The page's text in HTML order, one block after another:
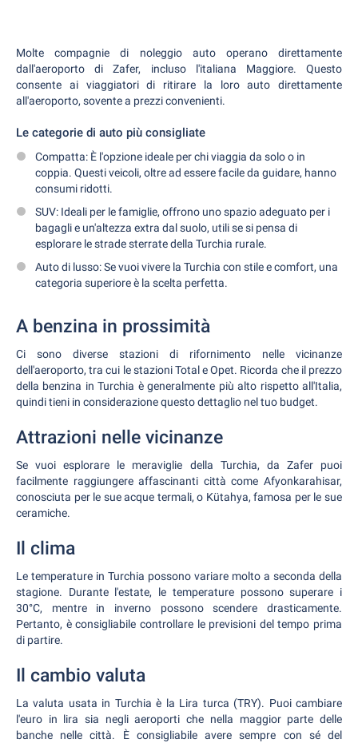
Molte compagnie di noleggio auto operano direttamente
dall'aeroporto di Zafer, incluso l'italiana Maggiore. Questo
consente ai viaggiatori di ritirare la loro auto direttamente
all'aeroporto, sovente a prezzi convenienti.
Le categorie di auto più consigliate
Compatta: È l'opzione ideale per chi viaggia da solo o in
coppia. Questi veicoli, oltre ad essere facile da guidare, hanno
consumi ridotti.
SUV: Ideali per le famiglie, offrono uno spazio adeguato per i
bagagli e un'altezza extra dal suolo, utili se si pensa di
esplorare le strade sterrate della Turchia rurale.
Auto di lusso: Se vuoi vivere la Turchia con stile e comfort, una
categoria superiore è la scelta perfetta.
A benzina in prossimità
Ci sono diverse stazioni di rifornimento nelle vicinanze
dell'aeroporto, tra cui le stazioni Total e Opet. Ricorda che il prezzo
della benzina in Turchia è generalmente più alto rispetto all'Italia,
quindi tieni in considerazione questo dettaglio nel tuo budget.
Attrazioni nelle vicinanze
Se vuoi esplorare le meraviglie della Turchia, da Zafer puoi
facilmente raggiungere affascinanti città come Afyonkarahisar,
conosciuta per le sue acque termali, o Kütahya, famosa per le sue
ceramiche.
Il clima
Le temperature in Turchia possono variare molto a seconda della
stagione. Durante l'estate, le temperature possono superare i
30°C, mentre in inverno possono scendere drasticamente.
Pertanto, è consigliabile controllare le previsioni del tempo prima
di partire.
Il cambio valuta
La valuta usata in Turchia è la Lira turca (TRY). Puoi cambiare
l'euro in lira sia negli aeroporti che nella maggior parte delle
banche nelle città. È consigliabile avere sempre con sé del